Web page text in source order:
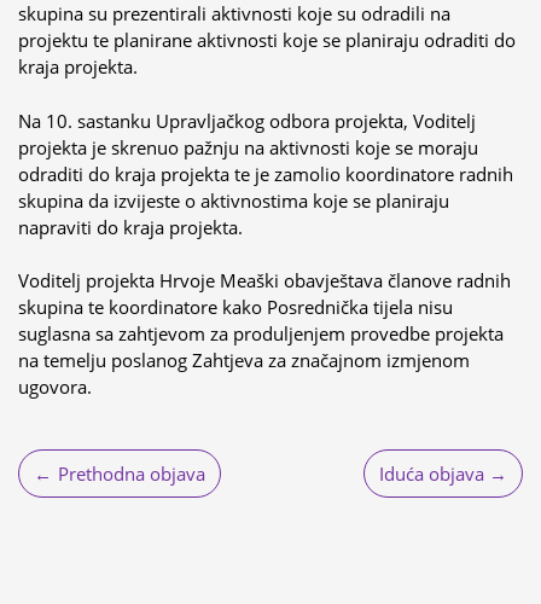
skupina su prezentirali aktivnosti koje su odradili na
projektu te planirane aktivnosti koje se planiraju odraditi do
kraja projekta.
Na 10. sastanku Upravljačkog odbora projekta, Voditelj
projekta je skrenuo pažnju na aktivnosti koje se moraju
odraditi do kraja projekta te je zamolio koordinatore radnih
skupina da izvijeste o aktivnostima koje se planiraju
napraviti do kraja projekta.
Voditelj projekta Hrvoje Meaški obavještava članove radnih
skupina te koordinatore kako Posrednička tijela nisu
suglasna sa zahtjevom za produljenjem provedbe projekta
na temelju poslanog Zahtjeva za značajnom izmjenom
ugovora.
Navigacija
objava
Prethodna objava Iduća objava